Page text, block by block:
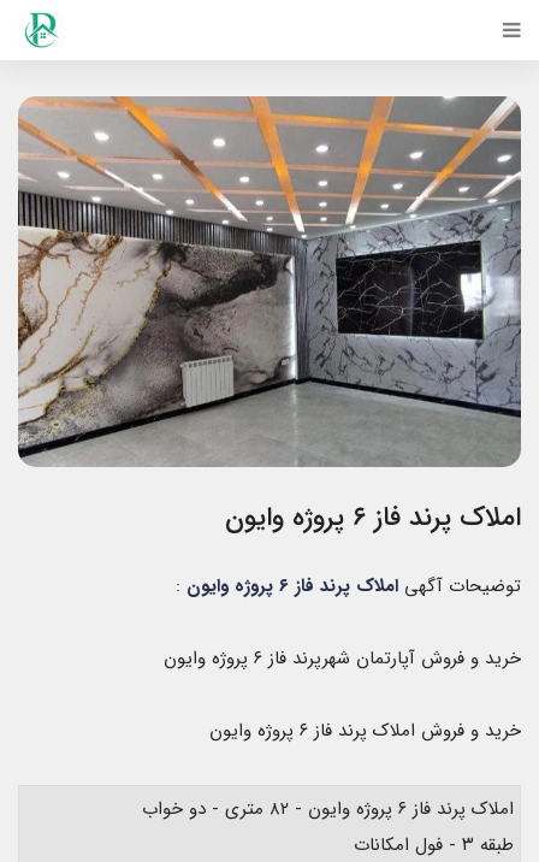
املاک پرند فاز ۶ پروژه وایون
توضیحات آگهی املاک پرند فاز ۶ پروژه وایون :
خرید و فروش آپارتمان شهرپرند فاز ۶ پروژه وایون
خرید و فروش املاک پرند فاز ۶ پروژه وایون
املاک پرند فاز ۶ پروژه وایون - ۸۲ متری - دو خواب
طبقه ۳ - فول امکانات